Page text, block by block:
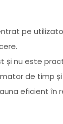
pe
și nu este
de timp
eficient în